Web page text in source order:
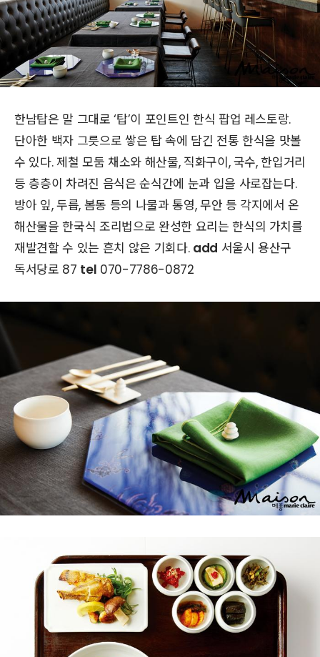
한남탑은 말 그대로 ‘탑’이 포인트인 한식 팝업 레스토랑.
단아한 백자 그릇으로 쌓은 탑 속에 담긴 전통 한식을 맛볼
수 있다. 제철 모둠 채소와 해산물, 직화구이, 국수, 한입거리
등 층층이 차려진 음식은 순식간에 눈과 입을 사로잡는다.
방아 잎, 두릅, 봄동 등의 나물과 통영, 무안 등 각지에서 온
해산물을 한국식 조리법으로 완성한 요리는 한식의 가치를
재발견할 수 있는 흔치 않은 기회다. add 서울시 용산구
독서당로 87 tel 070-7786-0872